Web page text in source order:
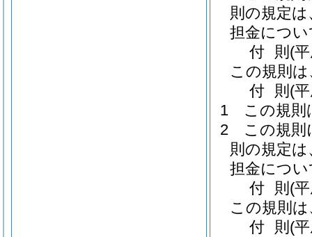
則の規定
担金につ
付 則 (
この規則
付 則 (
1
この規則
2
この規則
則の規定
担金につ
付 則 (
この規則
付 則 (